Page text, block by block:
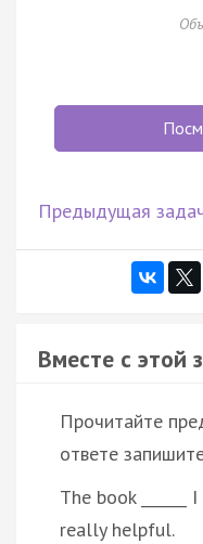
Предыдущая
Вместе с этой
Прочитайте
ответе
The book
really helpful.